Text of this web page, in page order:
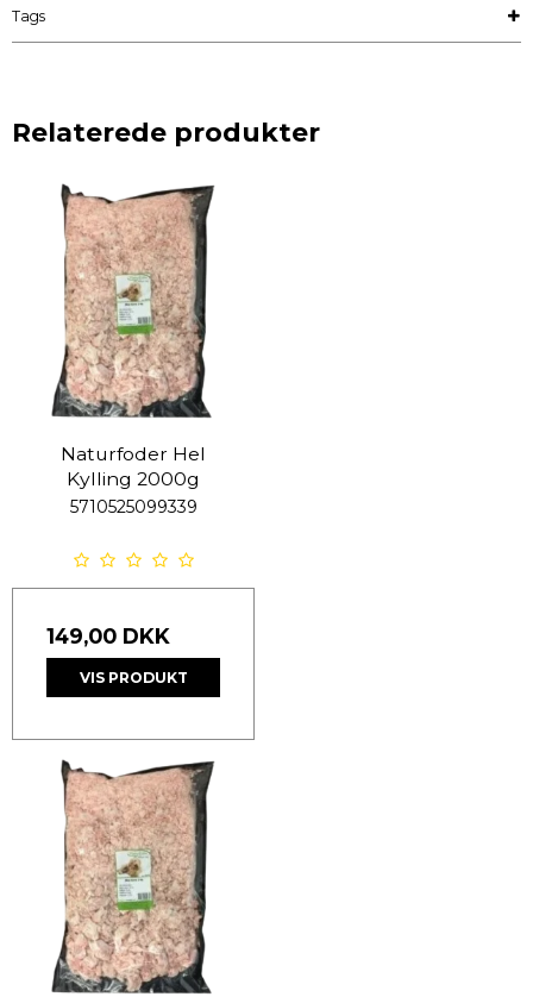
Tags
Relaterede produkter
Naturfoder Hel
Kylling 2000g
5710525099339
149,00 DKK
VIS PRODUKT